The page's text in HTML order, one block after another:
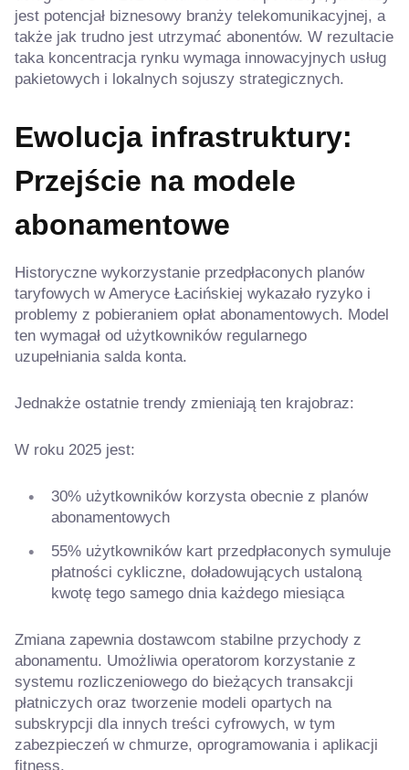
jest potencjał biznesowy branży telekomunikacyjnej, a
także jak trudno jest utrzymać abonentów. W rezultacie
taka koncentracja rynku wymaga innowacyjnych usług
pakietowych i lokalnych sojuszy strategicznych.
Ewolucja infrastruktury:
Przejście na modele
abonamentowe
Historyczne wykorzystanie przedpłaconych planów
taryfowych w Ameryce Łacińskiej wykazało ryzyko i
problemy z pobieraniem opłat abonamentowych. Model
ten wymagał od użytkowników regularnego
uzupełniania salda konta.
Jednakże ostatnie trendy zmieniają ten krajobraz:
W roku 2025 jest:
30% użytkowników korzysta obecnie z planów
abonamentowych
55% użytkowników kart przedpłaconych symuluje
płatności cykliczne, doładowujących ustaloną
kwotę tego samego dnia każdego miesiąca
Zmiana zapewnia dostawcom stabilne przychody z
abonamentu. Umożliwia operatorom korzystanie z
systemu rozliczeniowego do bieżących transakcji
płatniczych oraz tworzenie modeli opartych na
subskrypcji dla innych treści cyfrowych, w tym
zabezpieczeń w chmurze, oprogramowania i aplikacji
fitness.